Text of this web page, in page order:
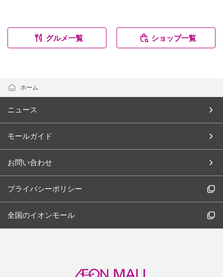
グルメ一覧 ショップ一覧
ホーム
ニュース
モールガイド
お問い合わせ
プライバシーポリシー
全国のイオンモール